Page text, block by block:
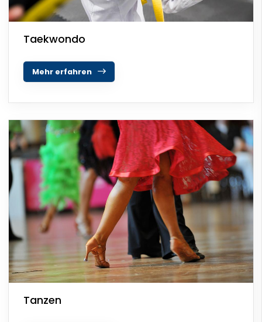
Taekwondo
Mehr erfahren
Tanzen